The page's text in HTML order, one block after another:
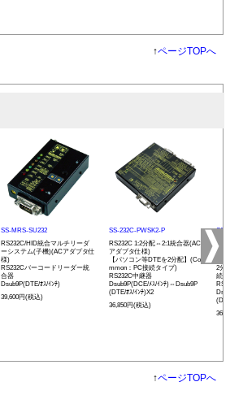
↑ページTOPへ
SS-MRS-SU232
RS232C/HID統合マルチリーダ
ーシステム(子機)(ACアダプタ仕
様)
RS232Cバーコードリーダー統
合器
Dsub9P(DTE/ｵｽ/ｲﾝﾁ)
39,600円(税込)
SS-232C-PWSK2-P
RS232C 1:2分配⇔2:1統合器(AC
アダプタ仕様)
【パソコン等DTEを2分配】(Co
mmon：PC接続タイプ)
RS232C中継器
Dsub9P(DCE/ﾒｽ/ｲﾝﾁ)⇔Dsub9P
(DTE/ｵｽ/ｲﾝﾁ)X2
36,850円(税込)
SS-
ア
2分
続
↑ページTOPへ